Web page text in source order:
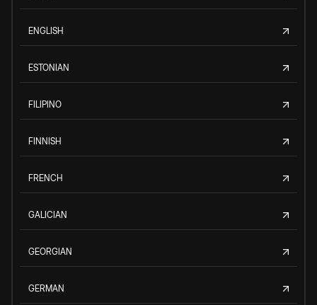
ENGLISH
ESTONIAN
FILIPINO
FINNISH
FRENCH
GALICIAN
GEORGIAN
GERMAN